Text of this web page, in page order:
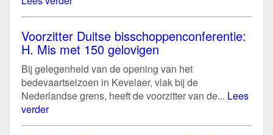
Voorzitter Duitse bisschoppenconferentie:
H. Mis met 150 gelovigen
Bij gelegenheid van de opening van het
bedevaartseizoen in Kevelaer, vlak bij de
Nederlandse grens, heeft de voorzitter van de... Lees
verder